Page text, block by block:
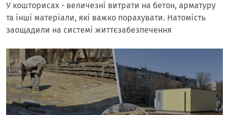
У кошторисах - величезні витрати на бетон, арматуру
та інші матеріали, які важко порахувати. Натомість
заощадили на системі життєзабезпечення